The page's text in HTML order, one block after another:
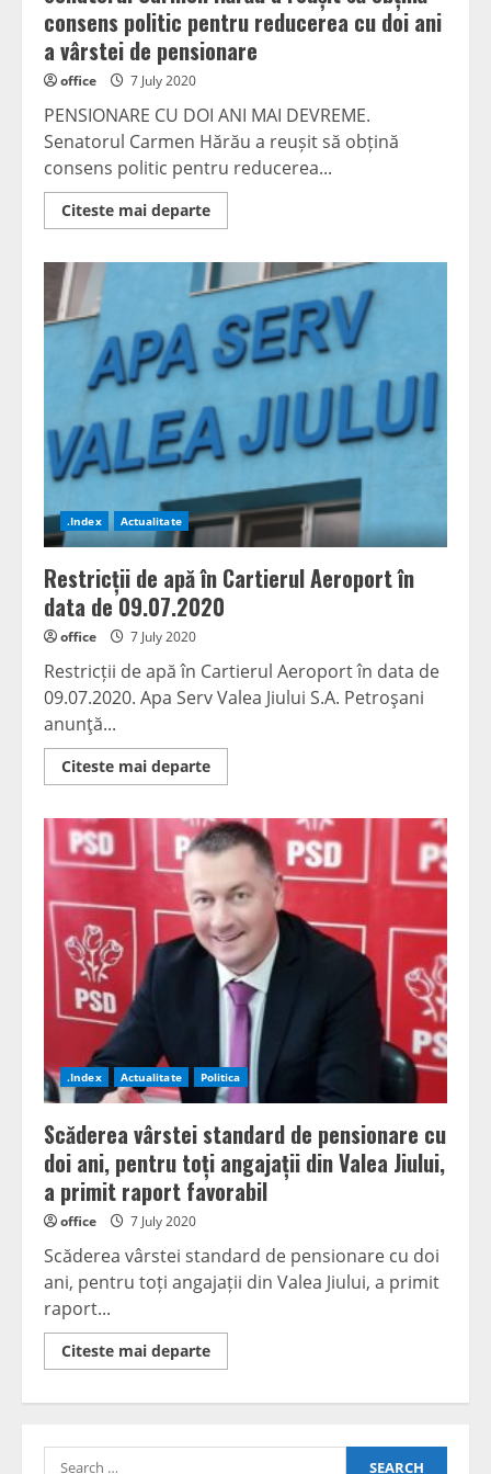
consens politic pentru reducerea cu doi ani
a vârstei de pensionare
office 7 July 2020
PENSIONARE CU DOI ANI MAI DEVREME.
Senatorul Carmen Hărău a reușit să obțină
consens politic pentru reducerea...
Citeste mai departeRead
more
CU
DOI
ANI
MAI
DEVREME.
Senatorul
Carmen
Hărău
reușit
să
obțină
consens
politic
pentru
reducerea
cu
doi
ani
vârstei
de
pensionare
.Index Actualitate
Restricții de apă în Cartierul Aeroport în
data de 09.07.2020
office 7 July 2020
Restricții de apă în Cartierul Aeroport în data de
09.07.2020. Apa Serv Valea Jiului S.A. Petroşani
anunţă...
Citeste mai departeRead
more
de
apă
în
Cartierul
Aeroport
în
data
de
09.07.2020
.Index Actualitate Politica
Scăderea vârstei standard de pensionare cu
doi ani, pentru toți angajații din Valea Jiului,
a primit raport favorabil
office 7 July 2020
Scăderea vârstei standard de pensionare cu doi
ani, pentru toți angajații din Valea Jiului, a primit
raport...
Citeste mai departeRead
more
de
Search